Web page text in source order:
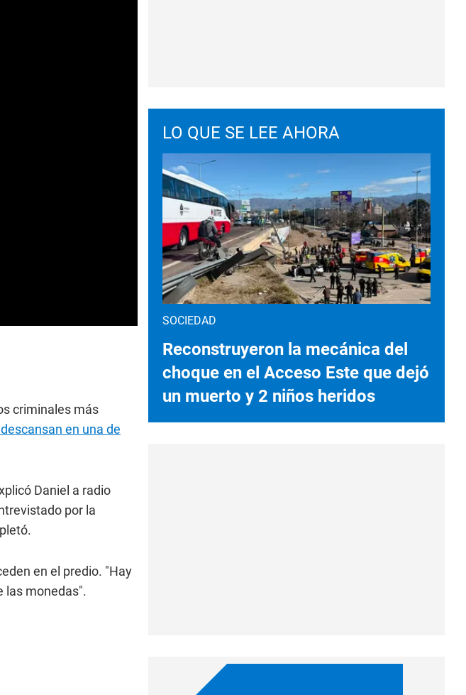
criminales más
en una de
Daniel a radio
por la
en el predio. "Hay
las monedas".
LO QUE SE LEE AHORA
SOCIEDAD
Reconstruyeron la mecánica del
choque en el Acceso Este que dejó
un muerto y 2 niños heridos